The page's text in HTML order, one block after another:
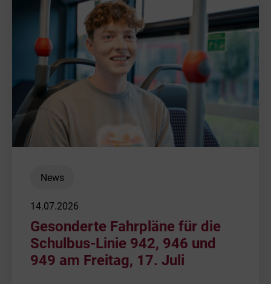
News
14.07.2026
Gesonderte Fahrpläne für die
Schulbus-Linie 942, 946 und
949 am Freitag, 17. Juli